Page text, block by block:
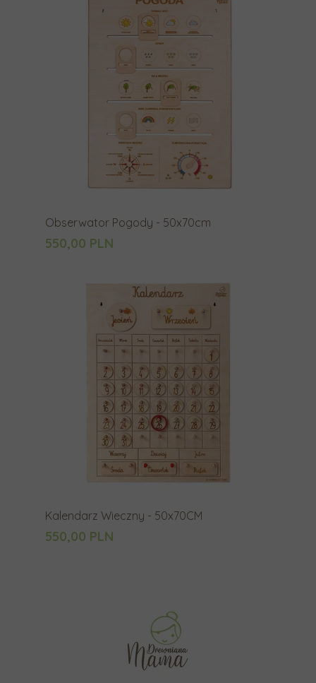
Obserwator Pogody - 50x70cm
550,00 PLN
Kalendarz Wieczny - 50x70CM
550,00 PLN